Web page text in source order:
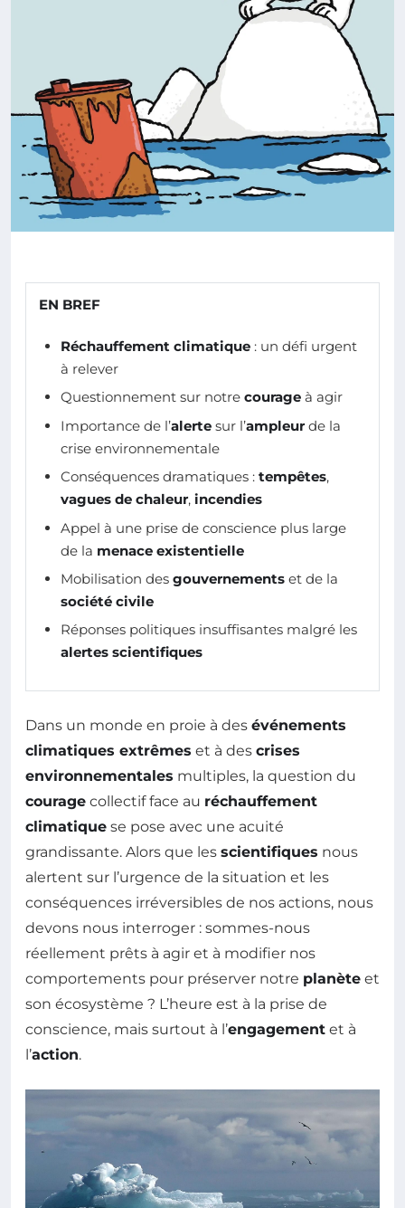
EN BREF
Réchauffement climatique : un défi urgent
à relever
Questionnement sur notre courage à agir
Importance de l’alerte sur l’ampleur de la
crise environnementale
Conséquences dramatiques : tempêtes,
vagues de chaleur, incendies
Appel à une prise de conscience plus large
de la menace existentielle
Mobilisation des gouvernements et de la
société civile
Réponses politiques insuffisantes malgré les
alertes scientifiques
Dans un monde en proie à des événements
climatiques extrêmes et à des crises
environnementales multiples, la question du
courage collectif face au réchauffement
climatique se pose avec une acuité
grandissante. Alors que les scientifiques nous
alertent sur l’urgence de la situation et les
conséquences irréversibles de nos actions, nous
devons nous interroger : sommes-nous
réellement prêts à agir et à modifier nos
comportements pour préserver notre planète et
son écosystème ? L’heure est à la prise de
conscience, mais surtout à l’engagement et à
l’action.